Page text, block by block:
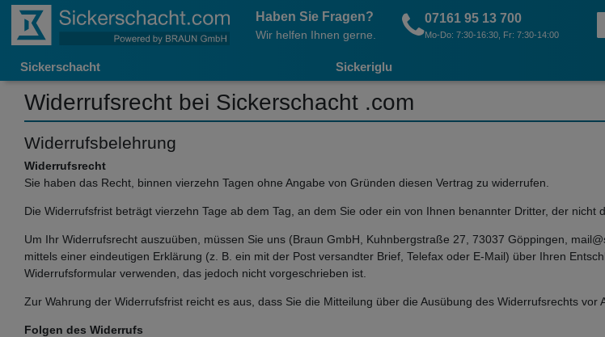
Haben Sie Fragen?
Wir helfen Ihnen gerne.
07161 95 13 700
Mo-Do: 7:30-16:30, Fr: 7:30-14:00
Sickerschacht Sickeriglu
Widerrufsrecht bei Sickerschacht .com
Widerrufsbelehrung
Widerrufsrecht
Sie haben das Recht, binnen vierzehn Tagen ohne Angabe von Gründen diesen Vertrag zu widerrufen.
Die Widerrufsfrist beträgt vierzehn Tage ab dem Tag, an dem Sie oder ein von Ihnen benannter Dritter, der
Um Ihr Widerrufsrecht auszuüben, müssen Sie uns (Braun GmbH, Kuhnbergstraße 27, 73037 Göppingen,
mittels einer eindeutigen Erklärung (z. B. ein mit der Post versandter Brief, Telefax oder E-Mail) über Ihren
Widerrufsformular verwenden, das jedoch nicht vorgeschrieben ist.
Zur Wahrung der Widerrufsfrist reicht es aus, dass Sie die Mitteilung über die Ausübung des Widerrufsrechts vor
Folgen des Widerrufs